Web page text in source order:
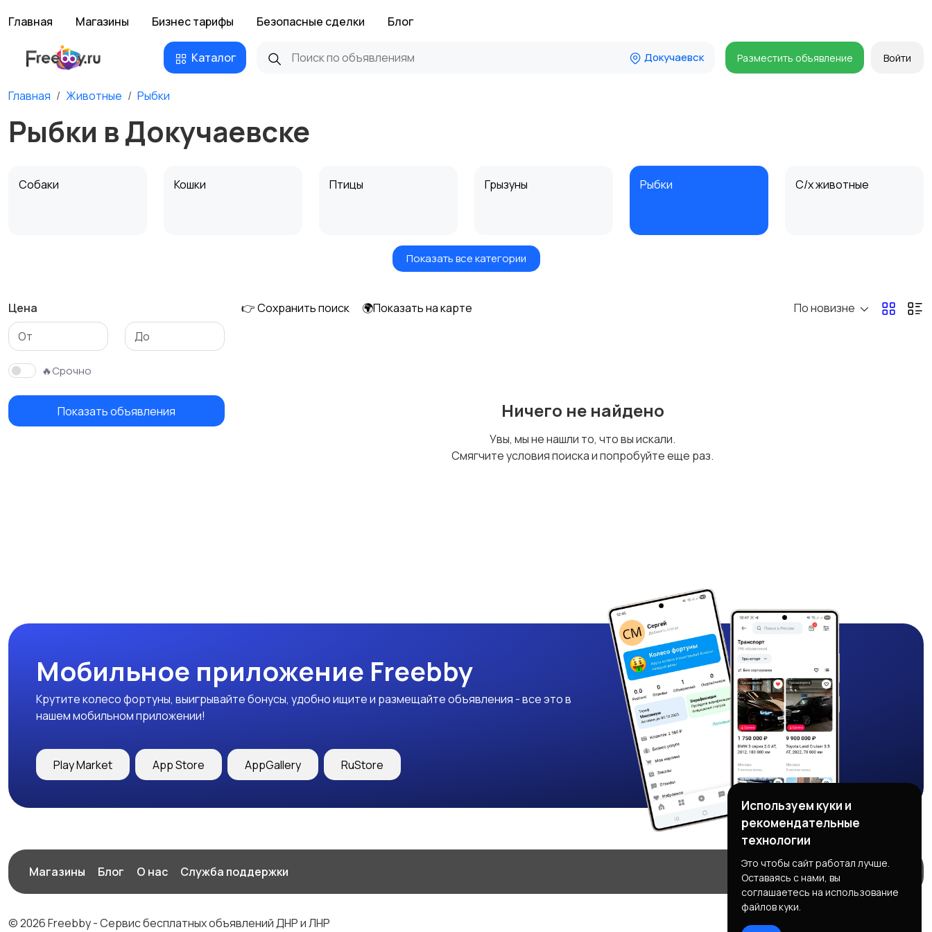
Главная Магазины Бизнес тарифы Безопасные сделки Блог
Каталог Докучаевск Разместить объявление Войти
Главная Животные Рыбки
Рыбки в Докучаевске
Собаки Кошки Птицы Грызуны Рыбки С/х животные
АквариумистикаПоказать все категории
Цена
🔥Срочно
Показать объявления
👉 Сохранить поиск 🌍Показать на карте По новизне
Ничего не найдено
Увы, мы не нашли то, что вы искали.
Смягчите условия поиска и попробуйте еще раз.
Мобильное приложение Freebby
Крутите колесо фортуны, выигрывайте бонусы, удобно ищите и размещайте объявления - все это в
нашем мобильном приложении!
Play Market App Store AppGallery RuStore
Магазины Блог О нас Служба поддержки
© 2026 Freebby - Сервис бесплатных объявлений ДНР и ЛНР
Используем куки и
рекомендательные
технологии
Это чтобы сайт работал лучше.
Оставаясь с нами, вы
соглашаетесь на использование
файлов куки.